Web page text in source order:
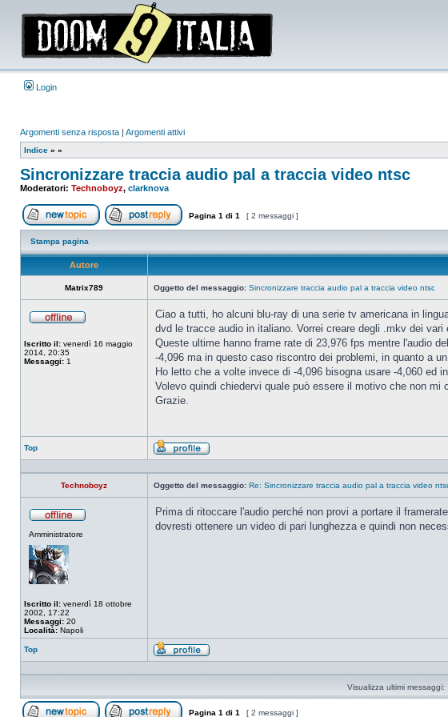
Login
Argomenti senza risposta | Argomenti attivi
Indice » »
Sincronizzare traccia audio pal a traccia video ntsc
Moderatori: Technoboyz, clarknova
Apri un nuovo argomentoRispondi all’argomento
Pagina 1 di 1 [ 2 messaggi ]
Stampa pagina
Autore
Matrix789 Oggetto del messaggio: Sincronizzare traccia audio pal a traccia video ntsc
Iscritto il: venerdì 16 maggio
2014, 20:35
Messaggi: 1
Ciao a tutti, ho alcuni blu-ray di una serie tv americana in
dvd le tracce audio in italiano. Vorrei creare degli .mkv dei
Queste ultime hanno frame rate di 23,976 fps mentre l'audio
-4,096 ma in questo caso riscontro dei problemi, in quanto a
Ho letto che a volte invece di -4,096 bisogna usare -4,060 ed
Volevo quindi chiedervi quale può essere il motivo che non
Grazie.
Top
Profilo
Technoboyz
Oggetto del messaggio: Re: Sincronizzare traccia audio pal a traccia video
Amministratore
Iscritto il: venerdì 18 ottobre
2002, 17:22
Messaggi: 20
Località: Napoli
Prima di ritoccare l'audio perché non provi a portare il
dovresti ottenere un video di pari lunghezza e quindi non
Top
Profilo
Visualizza ultimi messaggi:
Pagina 1 di 1 [ 2 messaggi ]